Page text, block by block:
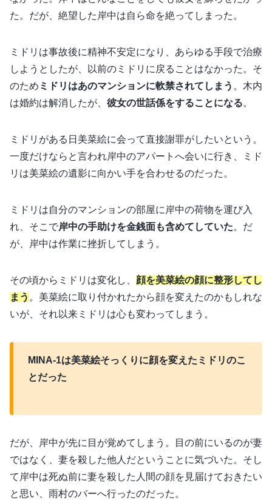
た。だが、絶望した岸中は自ら命を絶ってしまった。
ミドリは事故後に精神不安定になり、あらゆる手段で治療
しようとしたが、以前のミドリに戻ることはなかった。そ
のため ミドリはあのマンションに軟禁されてしまう 。木内
は婚約は解消したが、 彼女の世話係をすることになる。
ミドリがある日美菜絵に会って直接謝罪がしたいという。
一度だけならと言われ岸中のアパートへ会いに行き、ミド
リは美菜絵の遺影に向かい手を合わせるのだった。
ミドリは自分のマンションの部屋に岸中の荷物を運び入
れ、そこで岸中の手助けを金銭面も含めてしていた。だ
が、岸中は作業に挫折してしまう。
その頃からミドリは変化し、 顔を美菜絵の顔に整形してし
まう 。美菜絵に取り付かれたから顔を変えたのかもしれな
いが、それ以来ミドリは心も変わってしまう。
MINA-1は美菜絵そっくりに顔を変えたミドリのこ
とだった
だが、岸中が先に目が覚めてしまう。目の前にいるのが妻
ではなく、妻を殺した他人だということに気づいた。そし
て岸中は死ぬ前に妻を殺した人間の顔を見届けておきたい
と思い、雨村のバーへ行ったのだった。